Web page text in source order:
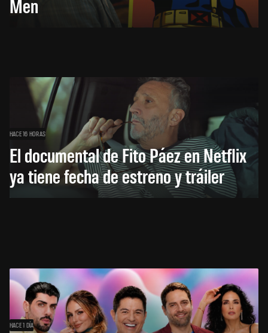
Men
HACE 16 HORAS
El documental de Fito Páez en Netflix
ya tiene fecha de estreno y tráiler
HACE 1 DÍA